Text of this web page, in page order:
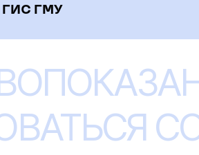
ГИС ГМУ